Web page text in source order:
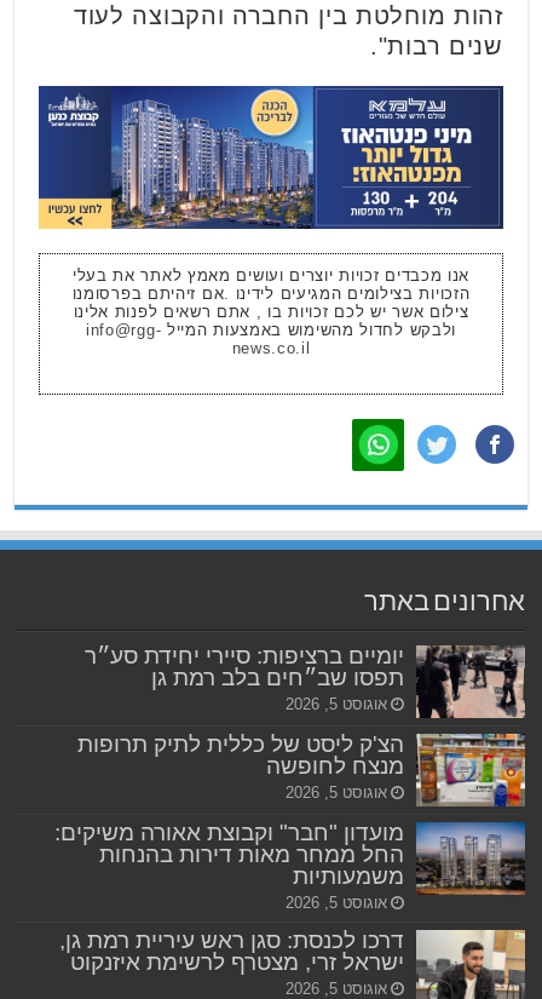
זהות מוחלטת בין החברה והקבוצה לעוד
שנים רבות".
אנו מכבדים זכויות יוצרים ועושים מאמץ לאתר את בעלי
הזכויות בצילומים המגיעים לידינו .אם זיהיתם בפרסומנו
צילום אשר יש לכם זכויות בו , אתם רשאים לפנות אלינו
ולבקש לחדול מהשימוש באמצעות המייל info@rgg-
news.co.il
אחרונים באתר
יומיים ברציפות: סיירי יחידת סע״ר
תפסו שב״חים בלב רמת גן
אוגוסט 5, 2026
הצ'ק ליסט של כללית לתיק תרופות
מנצח לחופשה
אוגוסט 5, 2026
מועדון "חבר" וקבוצת אאורה משיקים:
החל ממחר מאות דירות בהנחות
משמעותיות
אוגוסט 5, 2026
דרכו לכנסת: סגן ראש עיריית רמת גן,
ישראל זרי, מצטרף לרשימת איזנקוט
אוגוסט 5, 2026